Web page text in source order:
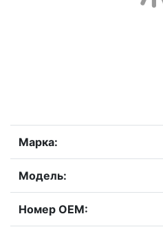
Марка:
Модель:
Номер OEM: